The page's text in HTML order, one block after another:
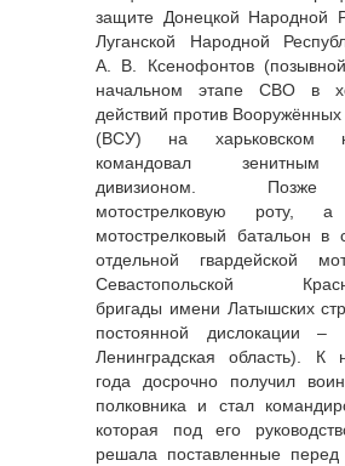
защите Донецкой Народной
Луганской Народной
А. В. Ксенофонтов
начальном этапе СВО в
действий против
(ВСУ) на харьковском
командовал зенитным
дивизионом.
мотострелковую роту,
мотострелковый батальон в
отдельной гвардейской
Севастопольской
бригады имени Латышских
постоянной дислокации –
Ленинградская область). К
года досрочно получил
полковника и стал
которая под его
решала поставленные